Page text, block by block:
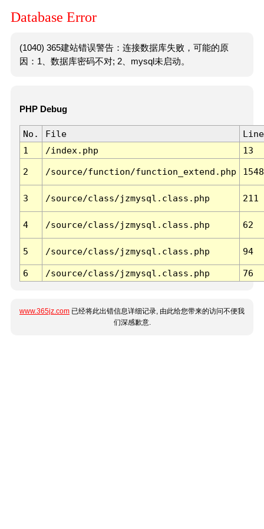
Database Error
(1040) 365建站错误警告：连接数据库失败，可能的原
因：1、数据库密码不对; 2、mysql未启动。
PHP Debug
No. File
Line
1
/index.php 13
2 /source/function/function_extend.php 1548
3 /source/class/jzmysql.class.php 211
4 /source/class/jzmysql.class.php 62
5 /source/class/jzmysql.class.php 94
6 /source/class/jzmysql.class.php 76
www.365jz.com 已经将此出错信息详细记录, 由此给您带来的访问不便我
们深感歉意.